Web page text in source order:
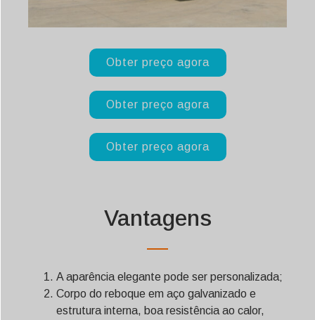
Obter preço agora
Obter preço agora
Obter preço agora
Vantagens
A aparência elegante pode ser personalizada;
Corpo do reboque em aço galvanizado e
estrutura interna, boa resistência ao calor,